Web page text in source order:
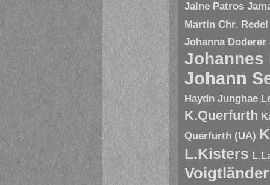
Jaine Patros
Martin Chr. Redel
Johanna Doderer
Johannes
Johann
Haydn Junghae
K.Querfurth
Querfurth (UA)
L.Kisters
Voigtländer